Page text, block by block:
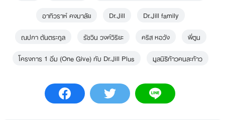
อาทิวราห์ คงมาลัย
Dr.Jill
Dr.Jill family
ณปภา ตันตระกูล
รัชวิน วงศ์วิริยะ คริส หอวัง
พี่ตูน
โครงการ 1 อิ่ม (One Give) กับ Dr.Jill Plus
มูลนิธิก้าวคนละก้าว